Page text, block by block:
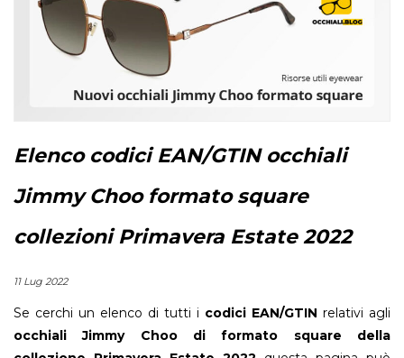
Elenco codici EAN/GTIN occhiali
Jimmy Choo formato square
collezioni Primavera Estate 2022
11 Lug 2022
Se cerchi un elenco di tutti i codici EAN/GTIN relativi agli
occhiali Jimmy Choo di formato square della